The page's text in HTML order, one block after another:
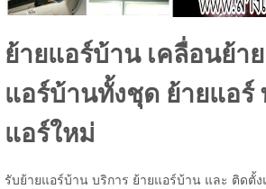
ย้ายแอร์บ้าน เคลื่อนย้า
แอร์บ้านทั้งชุด ย้ายแอร์
แอร์ใหม่
รับย้ายแอร์บ้าน บริการ ย้ายแอร์บ้าน และ ติดตั้ง